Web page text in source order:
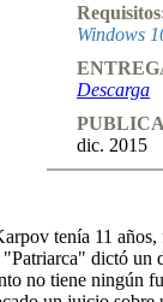
Windows
Descarga
dic. 2015
tenía 11 años,
dictó un
no tiene ningún